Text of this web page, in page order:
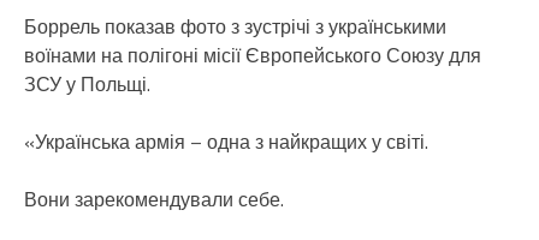
Боррель показав фото з зустрічі з українськими
воїнами на полігоні місії Європейського Союзу для
ЗСУ у Польщі.
«Українська армія – одна з найкращих у світі.
Вони зарекомендували себе.